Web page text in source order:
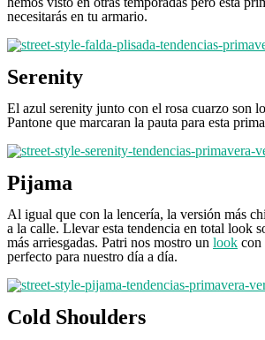
necesitarás en tu armario.
Serenity
El azul serenity junto con el rosa cuarzo son
Pantone que marcaran la pauta para esta
Pijama
Al igual que con la lencería, la versión más
a la calle. Llevar esta tendencia en total look
más arriesgadas. Patri nos mostro un look con
perfecto para nuestro día a día.
Cold Shoulders